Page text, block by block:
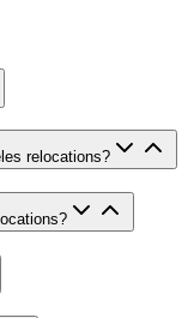
relocations?